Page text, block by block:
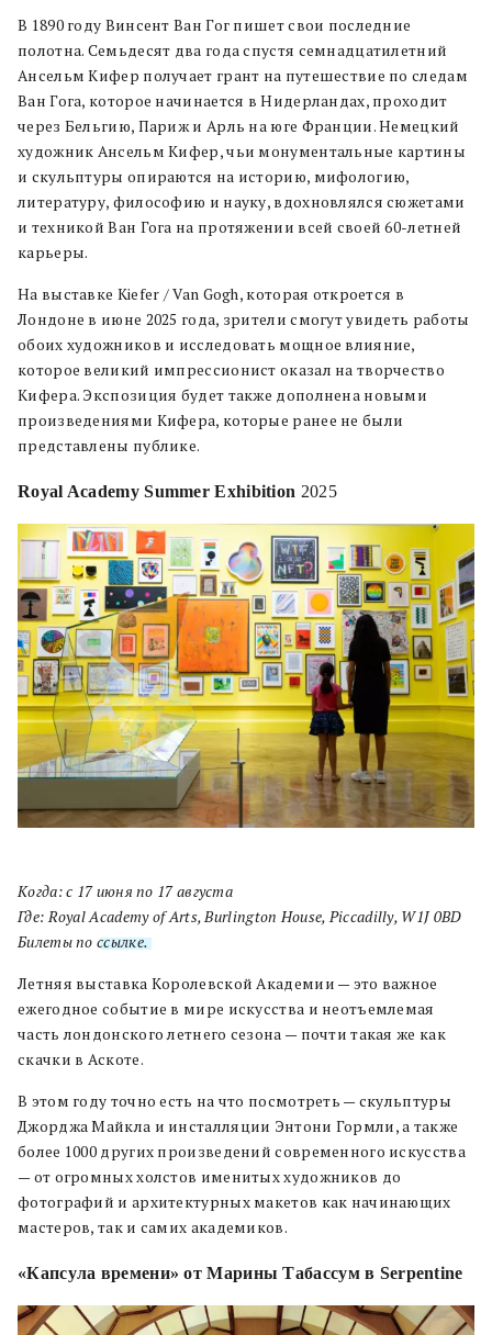
В 1890 году Винсент Ван Гог пишет свои последние
полотна. Семьдесят два года спустя семнадцатилетний
Ансельм Кифер получает грант на путешествие по следам
Ван Гога, которое начинается в Нидерландах, проходит
через Бельгию, Париж и Арль на юге Франции. Немецкий
художник Ансельм Кифер, чьи монументальные картины
и скульптуры опираются на историю, мифологию,
литературу, философию и науку, вдохновлялся сюжетами
и техникой Ван Гога на протяжении всей своей 60-летней
карьеры.
На выставке Kiefer / Van Gogh, которая откроется в
Лондоне в июне 2025 года, зрители смогут увидеть работы
обоих художников и исследовать мощное влияние,
которое великий импрессионист оказал на творчество
Кифера. Экспозиция будет также дополнена новыми
произведениями Кифера, которые ранее не были
представлены публике.
Royal Academy Summer Exhibition 2025
Когда: с 17 июня по 17 августа
Где: Royal Academy of Arts, Burlington House, Piccadilly, W1J 0BD
Билеты по ссылке.
Летняя выставка Королевской Академии — это важное
ежегодное событие в мире искусства и неотъемлемая
часть лондонского летнего сезона — почти такая же как
скачки в Аскоте.
В этом году точно есть на что посмотреть — скульптуры
Джорджа Майкла и инсталляции Энтони Гормли, а также
более 1000 других произведений современного искусства
— от огромных холстов именитых художников до
фотографий и архитектурных макетов как начинающих
мастеров, так и самих академиков.
«Капсула времени» от Марины Табассум в Serpentine